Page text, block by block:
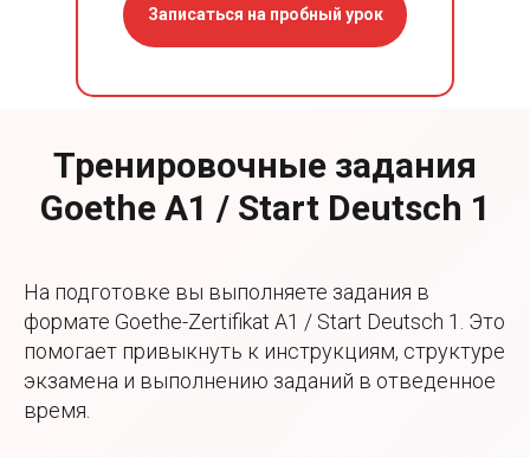
Записаться на пробный урок
Hören —
аудирование на
экзамене
Goethe A1
Продолжительность
подготовки:3-4 урока
Schreiben —
письмо и
письменная
часть Goethe A1
Продолжительность
подготовки:6-8 уроков
Sprechen —
устная часть
Goethe A1
Продолжительность
Отрабатываем Sprechen
Тренировочные задания
Goethe A1 / Start Deutsch 1
На подготовке вы выполняете задания в
формате Goethe-Zertifikat A1 / Start Deutsch 1. Это
помогает привыкнуть к инструкциям, структуре
экзамена и выполнению заданий в отведенное
время.